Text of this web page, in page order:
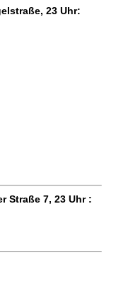
23 Uhr:
Straße 7, 23 Uhr: